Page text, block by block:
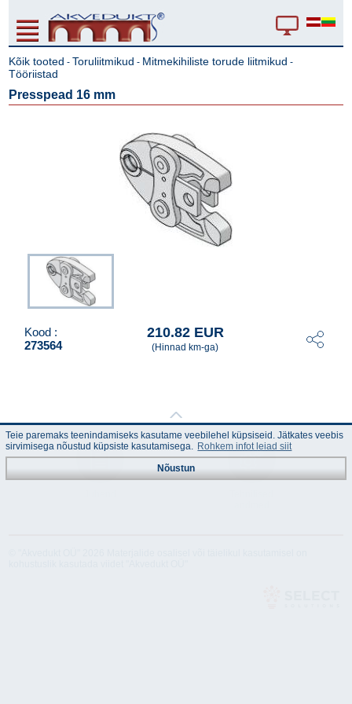
Kõik tooted - Toruliitmikud - Mitmekihiliste torude liitmikud -
Tööriistad
Presspead 16 mm
Kood :
273564
210.82 EUR
(Hinnad km-ga)
Teie paremaks teenindamiseks kasutame veebilehel küpsiseid. Jätkates veebis
sirvimisega nõustud küpsiste kasutamisega. Rohkem infot leiad siit
Nõustun